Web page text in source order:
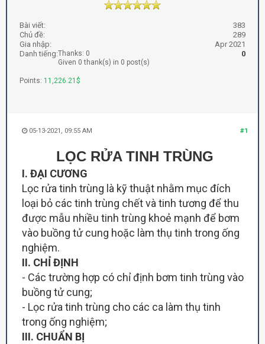
Bài viết:
383
Chủ đề:
289
Gia nhập:
Apr 2021
Danh tiếng:
0
Thanks: 0
Given 0 thank(s) in 0 post(s)
Points: 11,226.21$
#1
05-13-2021, 09:55 AM
LỌC RỬA TINH TRÙNG
I. ĐẠI CƯƠNG
Lọc rửa tinh trùng là kỹ thuật nhằm mục đích
loại bỏ các tinh trùng chết và tinh tương để thu
được mẫu nhiều tinh trùng khoẻ mạnh để bơm
vào buồng tử cung hoặc làm thụ tinh trong ống
nghiệm.
II. CHỈ ĐỊNH
- Các trường hợp có chỉ định bơm tinh trùng vào
buồng tử cung;
- Lọc rửa tinh trùng cho các ca làm thụ tinh
trong ống nghiệm;
III. CHUẨN BỊ